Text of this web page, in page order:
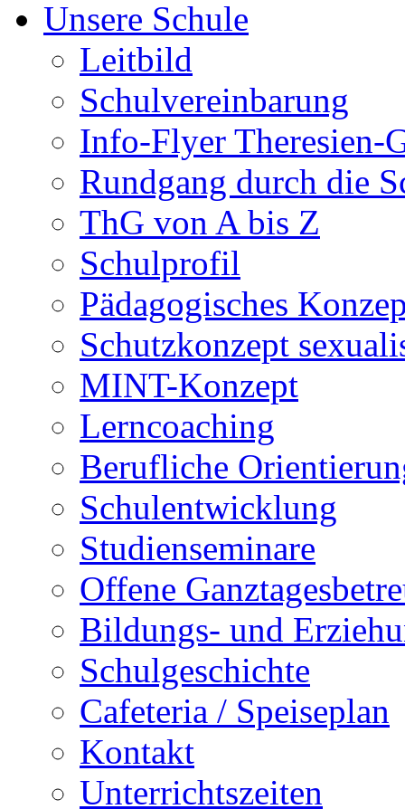
Unsere Schule
Leitbild
Schulvereinbarung
Info-Flyer Theresien-
Rundgang durch die
ThG von A bis Z
Schulprofil
Pädagogisches
Schutzkonzept
MINT-Konzept
Lerncoaching
Berufliche
Schulentwicklung
Studienseminare
Offene
Bildungs- und
Schulgeschichte
Cafeteria / Speiseplan
Kontakt
Unterrichtszeiten